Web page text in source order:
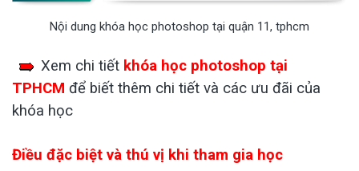
Nội dung khóa học photoshop tại quận 11, tphcm
Xem chi tiết khóa học photoshop tại
TPHCM để biết thêm chi tiết và các ưu đãi của
khóa học
Điều đặc biệt và thú vị khi tham gia học